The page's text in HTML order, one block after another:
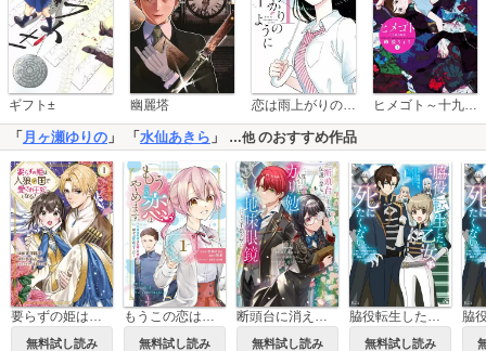
ギフト± 幽麗塔 恋は雨上がりのように ヒメゴト～十九歳の制服～
「 月ヶ瀬ゆりの 」 「 水仙あきら 」 …他のおすすめ作品
要らずの姫は人狼の国で愛され王妃となる！
無料試し読み
もうこの恋はやめます。―治癒魔術師は女嫌いの想い人の前から静かに去りたい―
無料試し読み
断頭台に消えた伝説の悪女、二度目の人生ではガリ勉地味眼鏡になって平穏を望む【電子限定描きおろしペーパー付き】
無料試し読み
脇役転生した乙女は死にたくない 死亡フラグを折る度に恋愛フラグが立つ世界で頑張っています！
無料試し読み